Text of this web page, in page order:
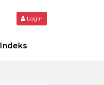
Login
Indeks